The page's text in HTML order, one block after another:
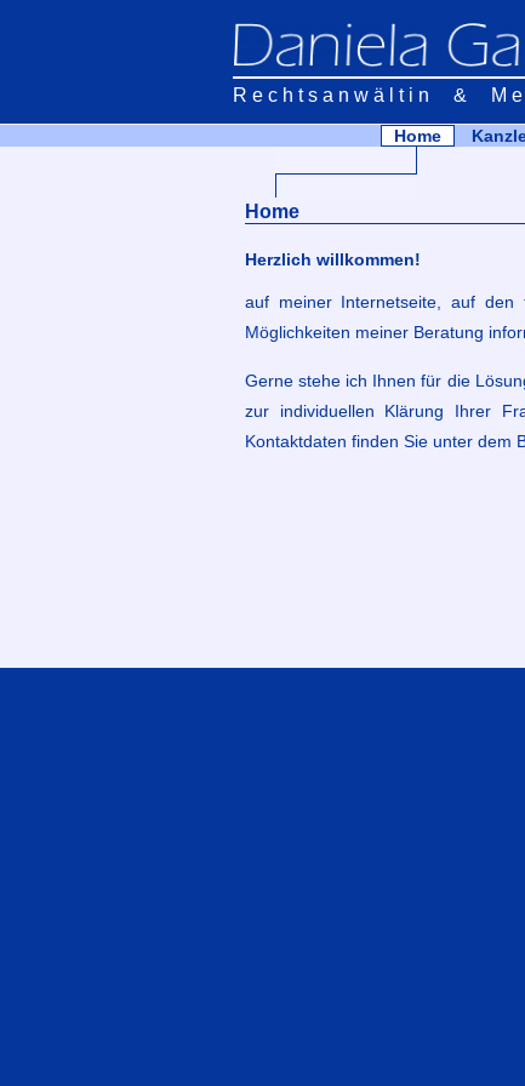
Rechtsanwältin &
Home
Home
Herzlich willkommen!
auf meiner Internetseite, auf den
Möglichkeiten meiner Beratung
Gerne stehe ich Ihnen für die
zur individuellen Klärung Ihrer
Kontaktdaten finden Sie unter dem